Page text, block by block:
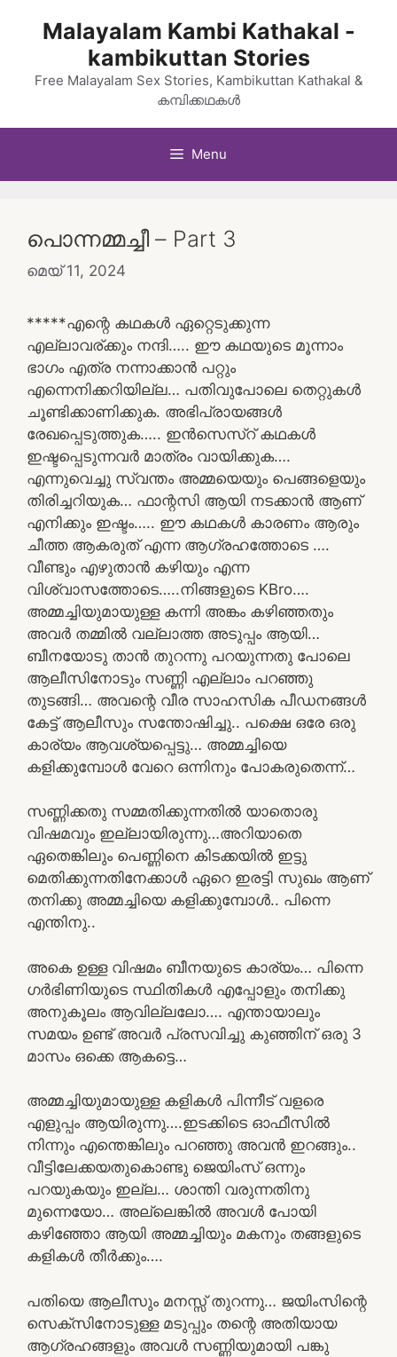
Malayalam Kambi Kathakal -
kambikuttan Stories
Free Malayalam Sex Stories, Kambikuttan Kathakal &
കമ്പിക്കഥകൾ
Menu
പൊന്നമ്മച്ചീ – Part 3
മെയ്‌ 11, 2024
*****എന്റെ കഥകൾ ഏറ്റെടുക്കുന്ന
എല്ലാവര്ക്കും നന്ദി….. ഈ കഥയുടെ മൂന്നാം
ഭാഗം എത്ര നന്നാക്കാൻ പറ്റും
എന്നെനിക്കറിയില്ല… പതിവുപോലെ തെറ്റുകൾ
ചൂണ്ടിക്കാണിക്കുക. അഭിപ്രായങ്ങൾ
രേഖപ്പെടുത്തുക….. ഇൻസെസ്റ് കഥകൾ
ഇഷ്ടപ്പെടുന്നവർ മാത്രം വായിക്കുക….
എന്നുവെച്ചു സ്വന്തം അമ്മയെയും പെങ്ങളെയും
തിരിച്ചറിയുക… ഫാന്റസി ആയി നടക്കാൻ ആണ്
എനിക്കും ഇഷ്ടം….. ഈ കഥകൾ കാരണം ആരും
ചീത്ത ആകരുത് എന്ന ആഗ്രഹത്തോടെ ….
വീണ്ടും എഴുതാൻ കഴിയും എന്ന
വിശ്വാസത്തോടെ…..നിങ്ങളുടെ KBro….
അമ്മച്ചിയുമായുള്ള കന്നി അങ്കം കഴിഞ്ഞതും
അവർ തമ്മിൽ വല്ലാത്ത അടുപ്പം ആയി…
ബീനയോടു താൻ തുറന്നു പറയുന്നതു പോലെ
ആലീസിനോടും സണ്ണി എല്ലാം പറഞ്ഞു
തുടങ്ങി… അവന്റെ വീര സാഹസിക പീഡനങ്ങൾ
കേട്ട് ആലീസും സന്തോഷിച്ചു.. പക്ഷെ ഒരേ ഒരു
കാര്യം ആവശ്യപ്പെട്ടു… അമ്മച്ചിയെ
കളിക്കുമ്പോൾ വേറെ ഒന്നിനും പോകരുതെന്ന്…
സണ്ണിക്കതു സമ്മതിക്കുന്നതിൽ യാതൊരു
വിഷമവും ഇല്ലായിരുന്നു…അറിയാതെ
ഏതെങ്കിലും പെണ്ണിനെ കിടക്കയിൽ ഇട്ടു
മെതിക്കുന്നതിനേക്കാൾ ഏറെ ഇരട്ടി സുഖം ആണ്
തനിക്കു അമ്മച്ചിയെ കളിക്കുമ്പോൾ.. പിന്നെ
എന്തിനു..
അകെ ഉള്ള വിഷമം ബീനയുടെ കാര്യം… പിന്നെ
ഗർഭിണിയുടെ സ്ഥിതികൾ എപ്പോളും തനിക്കു
അനുകൂലം ആവില്ലലോ…. എന്തായാലും
സമയം ഉണ്ട് അവർ പ്രസവിച്ചു കുഞ്ഞിന് ഒരു 3
മാസം ഒക്കെ ആകട്ടെ…
അമ്മച്ചിയുമായുള്ള കളികൾ പിന്നീട് വളരെ
എളുപ്പം ആയിരുന്നു….ഇടക്കിടെ ഓഫീസിൽ
നിന്നും എന്തെങ്കിലും പറഞ്ഞു അവൻ ഇറങ്ങും..
വീട്ടിലേക്കയതുകൊണ്ടു ജെയിംസ് ഒന്നും
പറയുകയും ഇല്ല… ശാന്തി വരുന്നതിനു
മുന്നെയോ… അല്ലെങ്കിൽ അവൾ പോയി
കഴിഞ്ഞോ ആയി അമ്മച്ചിയും മകനും തങ്ങളുടെ
കളികൾ തീർക്കും….
പതിയെ ആലീസും മനസ്സ് തുറന്നു… ജയിംസിന്റെ
സെക്സിനോടുള്ള മടുപ്പും തന്റെ അതിയായ
ആഗ്രഹങ്ങളും അവൾ സണ്ണിയുമായി പങ്കു